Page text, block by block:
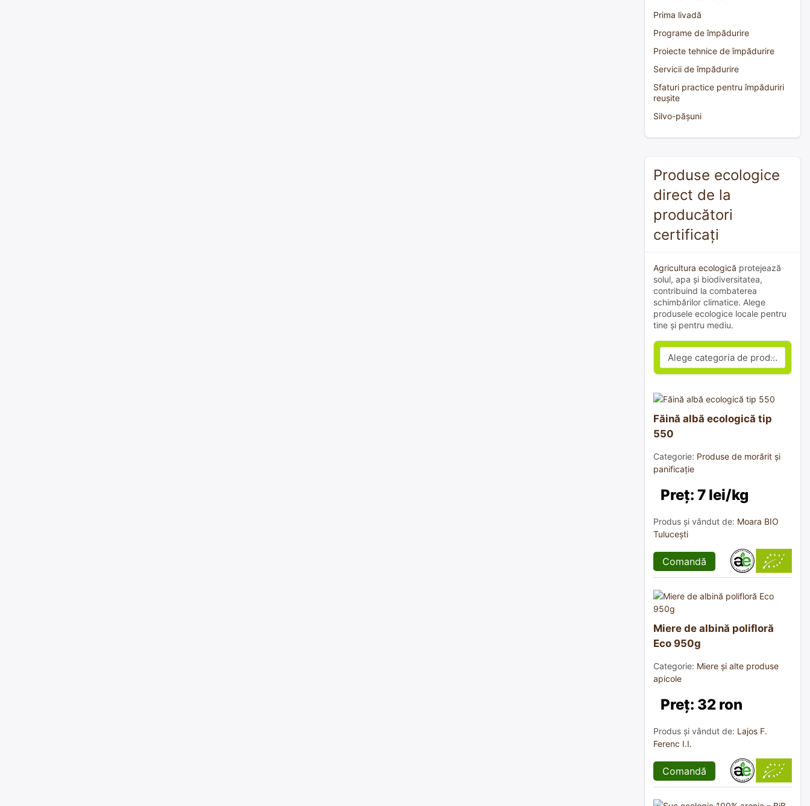
Prima livadă
Programe de împădurire
Proiecte tehnice de împădurire
Servicii de împădurire
Sfaturi practice pentru împăduriri
reușite
Silvo-pășuni
Produse ecologice
direct de la
producători
certificați
Agricultura ecologică protejează
solul, apa și biodiversitatea,
contribuind la combaterea
schimbărilor climatice. Alege
produsele ecologice locale pentru
tine și pentru mediu.
Făină albă ecologică tip
550
Categorie: Produse de morărit și
panificație
Preț: 7 lei/kg
Produs și vândut de: Moara BIO
Tulucești
Comandă
Miere de albină polifloră
Eco 950g
Categorie: Miere și alte produse
apicole
Preț: 32 ron
Produs și vândut de: Lajos F.
Ferenc I.I.
Comandă